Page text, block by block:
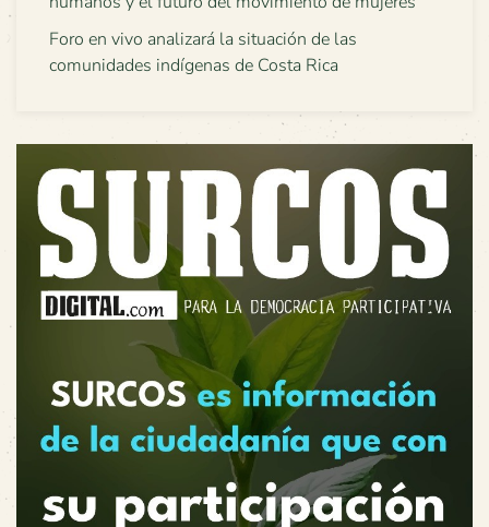
Foro en vivo analizará la situación de las
comunidades indígenas de Costa Rica